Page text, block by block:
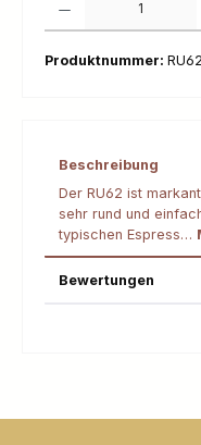
Produktnummer:
Beschreibung
Der RU62 ist
sehr rund und
typischen Espress…
Bewertungen